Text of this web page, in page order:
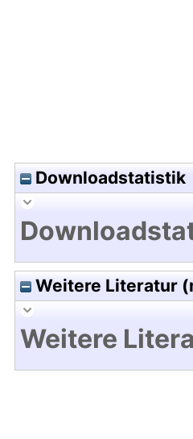
Downloadstatistik
Weitere Literatur
Weitere